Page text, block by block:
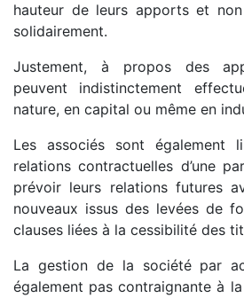
hauteur de leurs apports et
solidairement.
Justement, à propos des
peuvent indistinctement
nature, en capital ou même en
Les associés sont également
relations contractuelles d’une
prévoir leurs relations futures
nouveaux issus des levées de
clauses liées à la cessibilité des
La gestion de la société par
également pas contraignante à